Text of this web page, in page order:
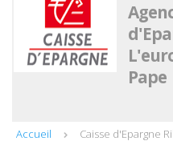
Pape
Accueil
Caisse d'Epargne